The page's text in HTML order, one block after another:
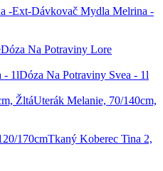
Dávkovač Mydla Melrina -
Dóza Na Potraviny Lore
Dóza Na Potraviny Svea - 1l
Uterák Melanie, 70/140cm,
Tkaný Koberec Tina 2,